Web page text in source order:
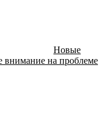
Новые
внимание на проблеме